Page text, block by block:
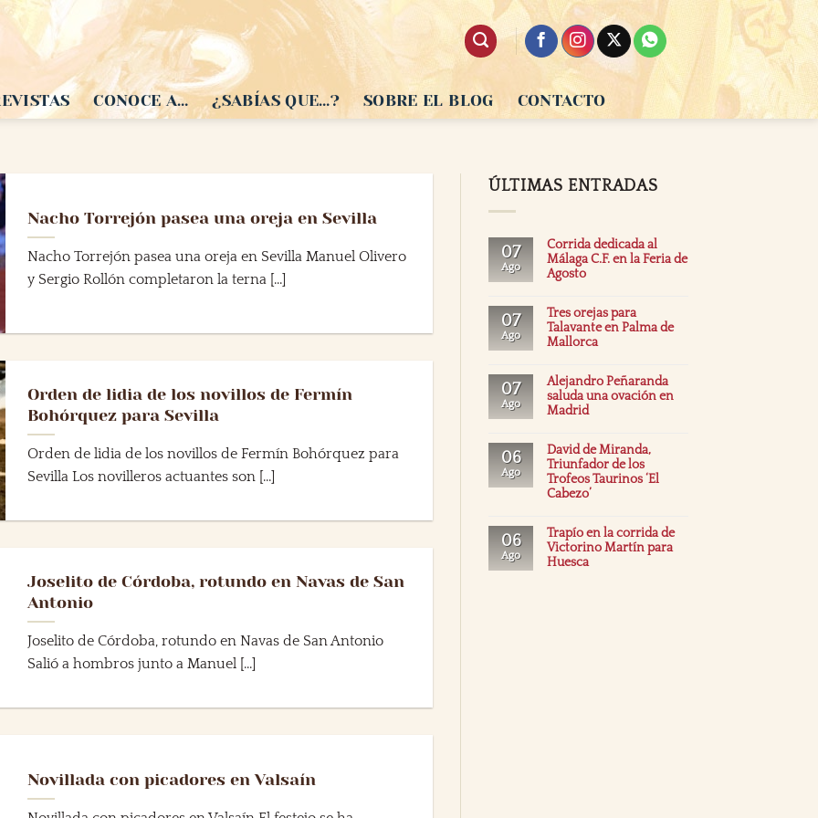
CONOCE A… ¿SABÍAS QUE…? SOBRE EL BLOG CONTACTO
Nacho Torrejón pasea una oreja en Sevilla
Nacho Torrejón pasea una oreja en Sevilla Manuel Olivero
y Sergio Rollón completaron la terna [...]
Orden de lidia de los novillos de Fermín
Bohórquez para Sevilla
Orden de lidia de los novillos de Fermín Bohórquez para
Sevilla Los novilleros actuantes son [...]
Joselito de Córdoba, rotundo en Navas de San
Antonio
Joselito de Córdoba, rotundo en Navas de San Antonio
Salió a hombros junto a Manuel [...]
Novillada con picadores en Valsaín
ÚLTIMAS ENTRADAS
07
Ago
Corrida dedicada al
Málaga C.F. en la Feria de
Agosto
07
Ago
Tres orejas para
Talavante en Palma de
Mallorca
07
Ago
Alejandro Peñaranda
saluda una ovación en
Madrid
06
Ago
David de Miranda,
Triunfador de los
Trofeos Taurinos ‘El
Cabezo’
06
Ago
Trapío en la corrida de
Victorino Martín para
Huesca